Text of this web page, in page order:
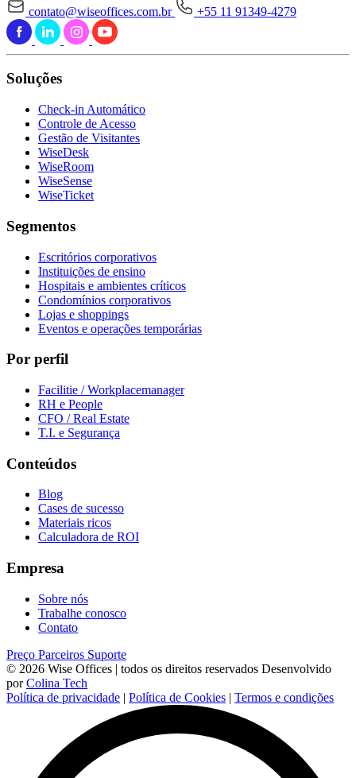
contato@wiseoffices.com.br +55 11 91349-4279
Soluções
Check-in Automático
Controle de Acesso
Gestão de Visitantes
WiseDesk
WiseRoom
WiseSense
WiseTicket
Segmentos
Escritórios corporativos
Instituições de ensino
Hospitais e ambientes críticos
Condomínios corporativos
Lojas e shoppings
Eventos e operações temporárias
Por perfil
Facilitie / Workplacemanager
RH e People
CFO / Real Estate
T.I. e Segurança
Conteúdos
Blog
Cases de sucesso
Materiais ricos
Calculadora de ROI
Empresa
Sobre nós
Trabalhe conosco
Contato
Preço Parceiros Suporte
© 2026 Wise Offices | todos os direitos reservados Desenvolvido
porColina Tech
Política de privacidade | Política de Cookies | Termos e condições